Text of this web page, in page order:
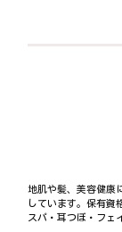
地肌や髪、美容健康
しています。保有資
スパ・耳つぼ・フェ